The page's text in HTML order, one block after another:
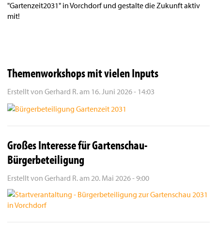
"Gartenzeit2031" in Vorchdorf und gestalte die Zukunft aktiv
mit!
Themenworkshops mit vielen Inputs
Erstellt von Gerhard R.am 16. Juni 2026 - 14:03
Großes Interesse für Gartenschau-
Bürgerbeteiligung
Erstellt von Gerhard R.am 20. Mai 2026 - 9:00